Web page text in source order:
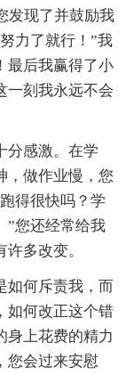
发现了并鼓励我
力了就行！”我
最后我赢得了小
一刻我永远不会
分感激。在学
，做作业慢，您
得很快吗？学
”您还经常给我
多改变。
如何斥责我，而
如何改正这个错
身上花费的精力
您会过来安慰